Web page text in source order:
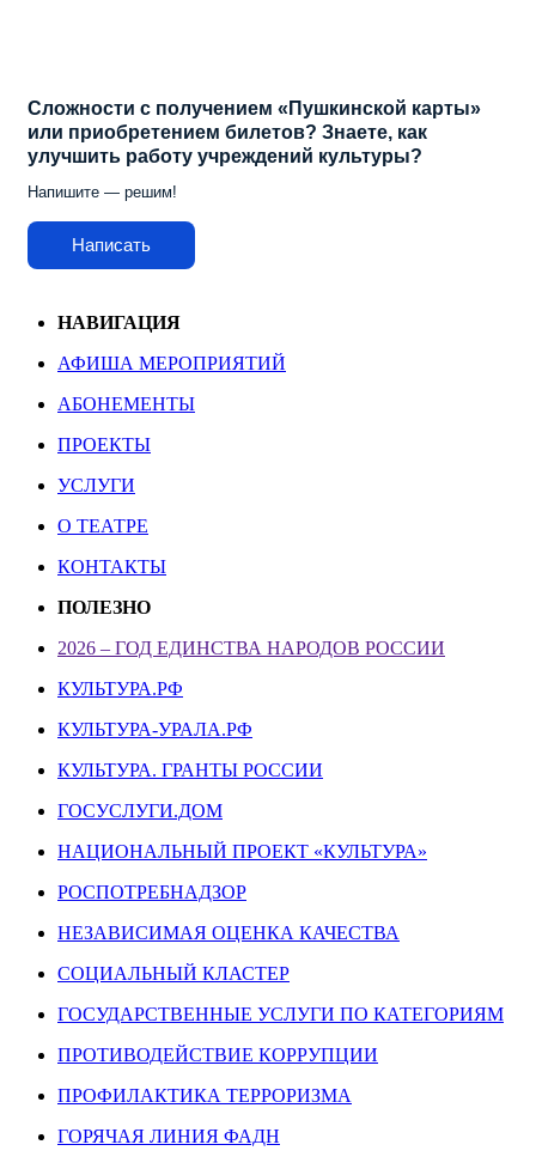
Сложности с получением «Пушкинской карты»
или приобретением билетов? Знаете, как
улучшить работу учреждений культуры?
Напишите — решим!
Написать
НАВИГАЦИЯ
АФИША МЕРОПРИЯТИЙ
АБОНЕМЕНТЫ
ПРОЕКТЫ
УСЛУГИ
О ТЕАТРЕ
КОНТАКТЫ
ПОЛЕЗНО
2026 – ГОД ЕДИНСТВА НАРОДОВ РОССИИ
КУЛЬТУРА.РФ
КУЛЬТУРА-УРАЛА.РФ
КУЛЬТУРА. ГРАНТЫ РОССИИ
ГОСУСЛУГИ.ДОМ
НАЦИОНАЛЬНЫЙ ПРОЕКТ «КУЛЬТУРА»
РОСПОТРЕБНАДЗОР
НЕЗАВИСИМАЯ ОЦЕНКА КАЧЕСТВА
СОЦИАЛЬНЫЙ КЛАСТЕР
ГОСУДАРСТВЕННЫЕ УСЛУГИ ПО КАТЕГОРИЯМ
ПРОТИВОДЕЙСТВИЕ КОРРУПЦИИ
ПРОФИЛАКТИКА ТЕРРОРИЗМА
ГОРЯЧАЯ ЛИНИЯ ФАДН